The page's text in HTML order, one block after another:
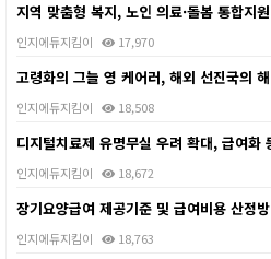
지역 맞춤형 복지, 노인 의료·돌봄 통합지
인지에듀지킴이 17,970
고령화의 그늘 영 케어러, 해외 선진국의
인지에듀지킴이 18,508
인지에듀지킴이 18,672
인지에듀지킴이 18,763